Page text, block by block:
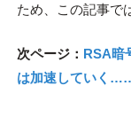
ため、この記事で
次ページ： RSA暗
は加速していく……